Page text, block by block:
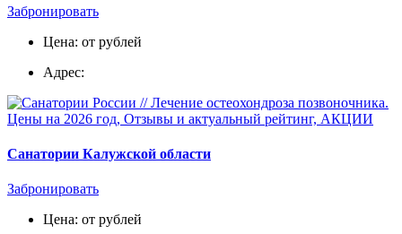
Забронировать
Цена: от рублей
Адрес:
Санатории Калужской области
Забронировать
Цена: от рублей